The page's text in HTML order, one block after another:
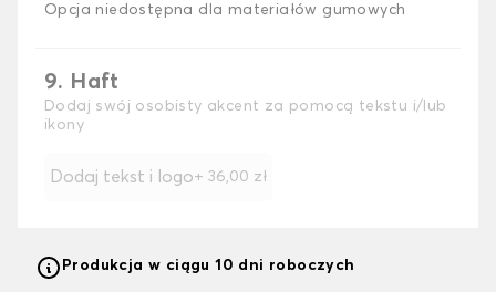
Opcja niedostępna dla materiałów gumowych
9. Haft
Dodaj swój osobisty akcent za pomocą tekstu i/lub
ikony
Dodaj tekst i logo+ 36,00 zł
Produkcja w ciągu 10 dni roboczych